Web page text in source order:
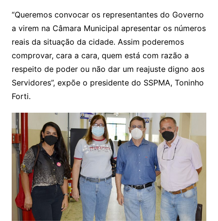
“Queremos convocar os representantes do Governo
a virem na Câmara Municipal apresentar os números
reais da situação da cidade. Assim poderemos
comprovar, cara a cara, quem está com razão a
respeito de poder ou não dar um reajuste digno aos
Servidores”, expõe o presidente do SSPMA, Toninho
Forti.